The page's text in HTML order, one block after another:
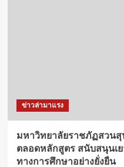
ข่าวล่ามาแรง
มหาวิทยาลัยราชภัฏสวน
ตลอดหลักสูตร สนับสนุนเ
ทางการศึกษาอย่างยั่งยืน